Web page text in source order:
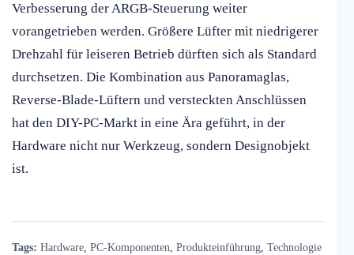
Verbesserung der ARGB-Steuerung weiter
vorangetrieben werden. Größere Lüfter mit niedrigerer
Drehzahl für leiseren Betrieb dürften sich als Standard
durchsetzen. Die Kombination aus Panoramaglas,
Reverse-Blade-Lüftern und versteckten Anschlüssen
hat den DIY-PC-Markt in eine Ära geführt, in der
Hardware nicht nur Werkzeug, sondern Designobjekt
ist.
Tags: Hardware PC-Komponenten Produkteinführung Technologie